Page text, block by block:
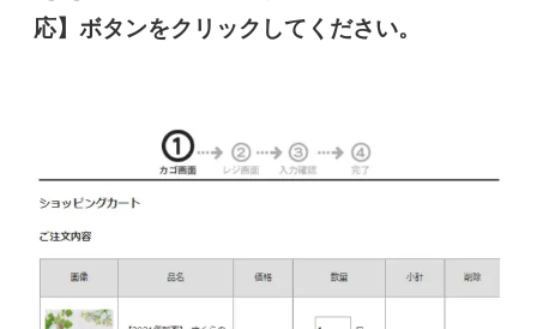
応】ボタンをクリックしてください。